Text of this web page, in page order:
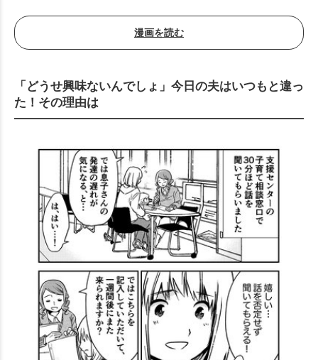
漫画を読む
「どうせ興味ないんでしょ」今日の夫はいつもと違っ
た！その理由は